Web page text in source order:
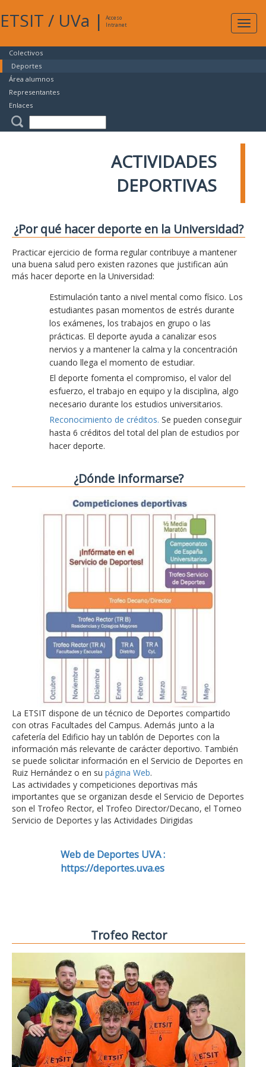
ETSIT / UVa |
Acceso
Intranet
Colectivos
Deportes
Área alumnos
Representantes
Enlaces
ACTIVIDADES
DEPORTIVAS
¿Por qué hacer deporte en la Universidad?
Practicar ejercicio de forma regular contribuye a mantener
una buena salud pero existen razones que justifican aún
más hacer deporte en la Universidad:
Estimulación tanto a nivel mental como físico. Los
estudiantes pasan momentos de estrés durante
los exámenes, los trabajos en grupo o las
prácticas. El deporte ayuda a canalizar esos
nervios y a mantener la calma y la concentración
cuando llega el momento de estudiar.
El deporte fomenta el compromiso, el valor del
esfuerzo, el trabajo en equipo y la disciplina, algo
necesario durante los estudios universitarios.
Reconocimiento de créditos. Se pueden conseguir
hasta 6 créditos del total del plan de estudios por
hacer deporte.
¿Dónde informarse?
La ETSIT dispone de un técnico de Deportes compartido
con otras Facultades del Campus. Además junto a la
cafetería del Edificio hay un tablón de Deportes con la
información más relevante de carácter deportivo. También
se puede solicitar información en el Servicio de Deportes en
Ruiz Hernández o en su página Web.
Las actividades y competiciones deportivas más
importantes que se organizan desde el Servicio de Deportes
son el Trofeo Rector, el Trofeo Director/Decano, el Torneo
Servicio de Deportes y las Actividades Dirigidas
Web de Deportes UVA :
https://deportes.uva.es
Trofeo Rector